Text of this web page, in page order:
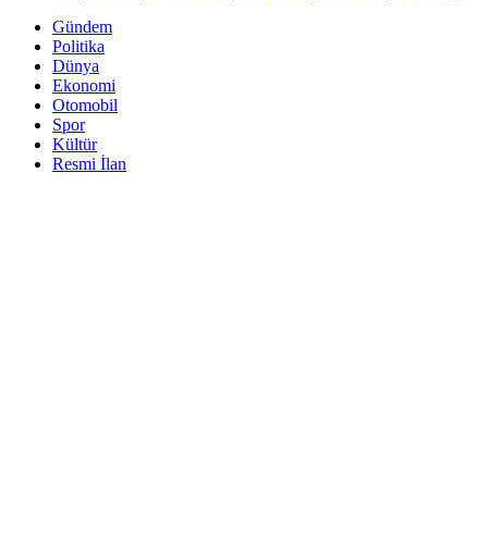
Gündem
Politika
Dünya
Ekonomi
Otomobil
Spor
Kültür
Resmi İlan